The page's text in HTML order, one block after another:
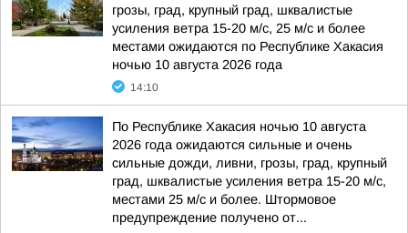
грозы, град, крупный град, шквалистые
усиления ветра 15-20 м/с, 25 м/с и более
местами ожидаются по Республике Хакасия
ночью 10 августа 2026 года
14:10
По Республике Хакасия ночью 10 августа
2026 года ожидаются сильные и очень
сильные дожди, ливни, грозы, град, крупный
град, шквалистые усиления ветра 15-20 м/с,
местами 25 м/с и более. Штормовое
предупреждение получено от...